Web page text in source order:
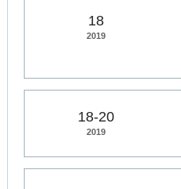
18
2019
18-20
2019